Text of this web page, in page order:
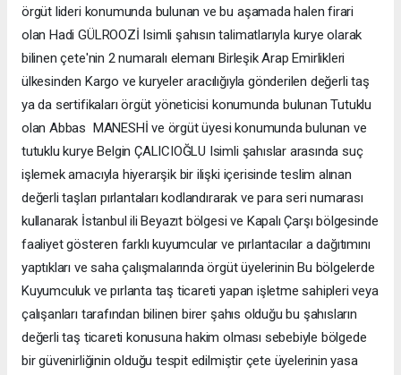
örgüt lideri konumunda bulunan ve bu aşamada halen firari
olan Hadi GÜLROOZİ Isimli şahısın talimatlarıyla kurye olarak
bilinen çete'nin 2 numaralı elemanı Birleşik Arap Emirlikleri
ülkesinden Kargo ve kuryeler aracılığıyla gönderilen değerli taş
ya da sertifikaları örgüt yöneticisi konumunda bulunan Tutuklu
olan Abbas MANESHİ ve örgüt üyesi konumunda bulunan ve
tutuklu kurye Belgin ÇALICIOĞLU Isimli şahıslar arasında suç
işlemek amacıyla hiyerarşik bir ilişki içerisinde teslim alınan
değerli taşları pırlantaları kodlandırarak ve para seri numarası
kullanarak İstanbul ili Beyazıt bölgesi ve Kapalı Çarşı bölgesinde
faaliyet gösteren farklı kuyumcular ve pırlantacılar a dağıtımını
yaptıkları ve saha çalışmalarında örgüt üyelerinin Bu bölgelerde
Kuyumculuk ve pırlanta taş ticareti yapan işletme sahipleri veya
çalışanları tarafından bilinen birer şahıs olduğu bu şahısların
değerli taş ticareti konusuna hakim olması sebebiyle bölgede
bir güvenirliğinin olduğu tespit edilmiştir çete üyelerinin yasa